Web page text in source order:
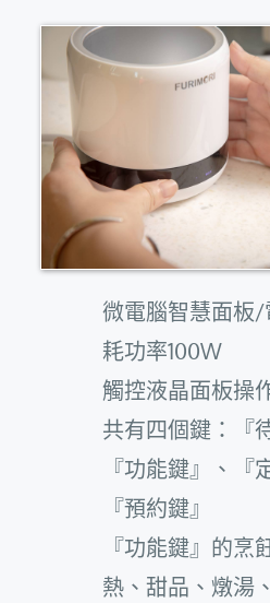
微電腦智慧面板/
耗功率100W
觸控液晶面板操
共有四個鍵：『
『功能鍵』、『
『預約鍵』
『功能鍵』的烹
熱、甜品、燉湯